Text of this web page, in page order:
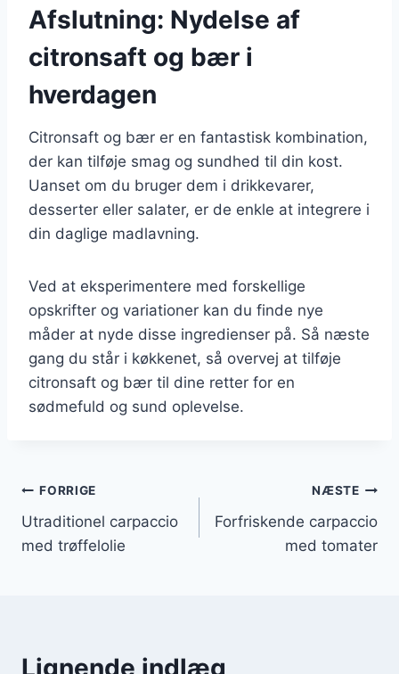
Afslutning: Nydelse af
citronsaft og bær i
hverdagen
Citronsaft og bær er en fantastisk kombination,
der kan tilføje smag og sundhed til din kost.
Uanset om du bruger dem i drikkevarer,
desserter eller salater, er de enkle at integrere i
din daglige madlavning.
Ved at eksperimentere med forskellige
opskrifter og variationer kan du finde nye
måder at nyde disse ingredienser på. Så næste
gang du står i køkkenet, så overvej at tilføje
citronsaft og bær til dine retter for en
sødmefuld og sund oplevelse.
Indlægsnavigation
FORRIGE
Utraditionel carpaccio
med trøffelolie
NÆSTE
Forfriskende carpaccio
med tomater
Lignende indlæg